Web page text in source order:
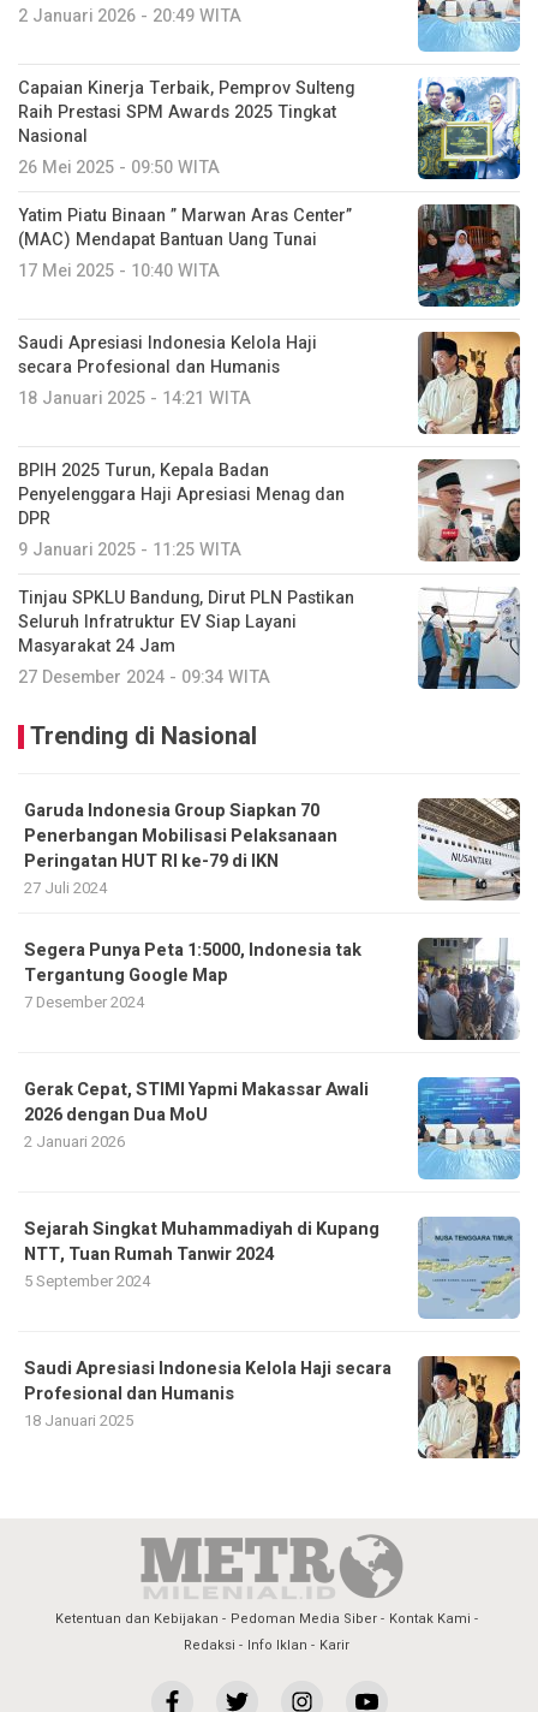
2 Januari 2026 - 20:49 WITA
Capaian Kinerja Terbaik, Pemprov Sulteng
Raih Prestasi SPM Awards 2025 Tingkat
Nasional
26 Mei 2025 - 09:50 WITA
Yatim Piatu Binaan ” Marwan Aras Center”
(MAC) Mendapat Bantuan Uang Tunai
17 Mei 2025 - 10:40 WITA
Saudi Apresiasi Indonesia Kelola Haji
secara Profesional dan Humanis
18 Januari 2025 - 14:21 WITA
BPIH 2025 Turun, Kepala Badan
Penyelenggara Haji Apresiasi Menag dan
DPR
9 Januari 2025 - 11:25 WITA
Tinjau SPKLU Bandung, Dirut PLN Pastikan
Seluruh Infratruktur EV Siap Layani
Masyarakat 24 Jam
27 Desember 2024 - 09:34 WITA
Trending di Nasional
Garuda Indonesia Group Siapkan 70
Penerbangan Mobilisasi Pelaksanaan
Peringatan HUT RI ke-79 di IKN
27 Juli 2024
Segera Punya Peta 1:5000, Indonesia tak
Tergantung Google Map
7 Desember 2024
Gerak Cepat, STIMI Yapmi Makassar Awali
2026 dengan Dua MoU
2 Januari 2026
Sejarah Singkat Muhammadiyah di Kupang
NTT, Tuan Rumah Tanwir 2024
5 September 2024
Saudi Apresiasi Indonesia Kelola Haji secara
Profesional dan Humanis
18 Januari 2025
Ketentuan dan Kebijakan Pedoman Media Siber
Kontak Kami
Redaksi
Info Iklan Karir